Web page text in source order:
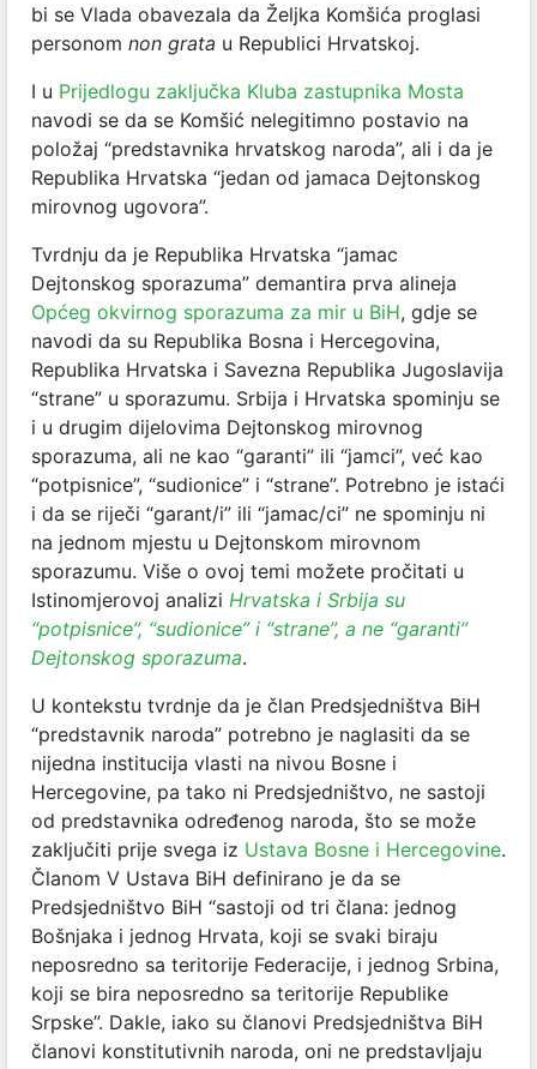
bi se Vlada obavezala da Željka Komšića proglasi
personom non grata u Republici Hrvatskoj.
I u Prijedlogu zaključka Kluba zastupnika Mosta
navodi se da se Komšić nelegitimno postavio na
položaj “predstavnika hrvatskog naroda”, ali i da je
Republika Hrvatska “jedan od jamaca Dejtonskog
mirovnog ugovora”.
Tvrdnju da je Republika Hrvatska “jamac
Dejtonskog sporazuma” demantira prva alineja
Općeg okvirnog sporazuma za mir u BiH, gdje se
navodi da su Republika Bosna i Hercegovina,
Republika Hrvatska i Savezna Republika Jugoslavija
“strane” u sporazumu. Srbija i Hrvatska spominju se
i u drugim dijelovima Dejtonskog mirovnog
sporazuma, ali ne kao “garanti” ili “jamci”, već kao
“potpisnice”, “sudionice” i “strane”. Potrebno je istaći
i da se riječi “garant/i” ili “jamac/ci” ne spominju ni
na jednom mjestu u Dejtonskom mirovnom
sporazumu. Više o ovoj temi možete pročitati u
Istinomjerovoj analizi Hrvatska i Srbija su
“potpisnice”, “sudionice” i “strane”, a ne “garanti”
Dejtonskog sporazuma.
U kontekstu tvrdnje da je član Predsjedništva BiH
“predstavnik naroda” potrebno je naglasiti da se
nijedna institucija vlasti na nivou Bosne i
Hercegovine, pa tako ni Predsjedništvo, ne sastoji
od predstavnika određenog naroda, što se može
zaključiti prije svega iz Ustava Bosne i Hercegovine.
Članom V Ustava BiH definirano je da se
Predsjedništvo BiH “sastoji od tri člana: jednog
Bošnjaka i jednog Hrvata, koji se svaki biraju
neposredno sa teritorije Federacije, i jednog Srbina,
koji se bira neposredno sa teritorije Republike
Srpske”. Dakle, iako su članovi Predsjedništva BiH
članovi konstitutivnih naroda, oni ne predstavljaju